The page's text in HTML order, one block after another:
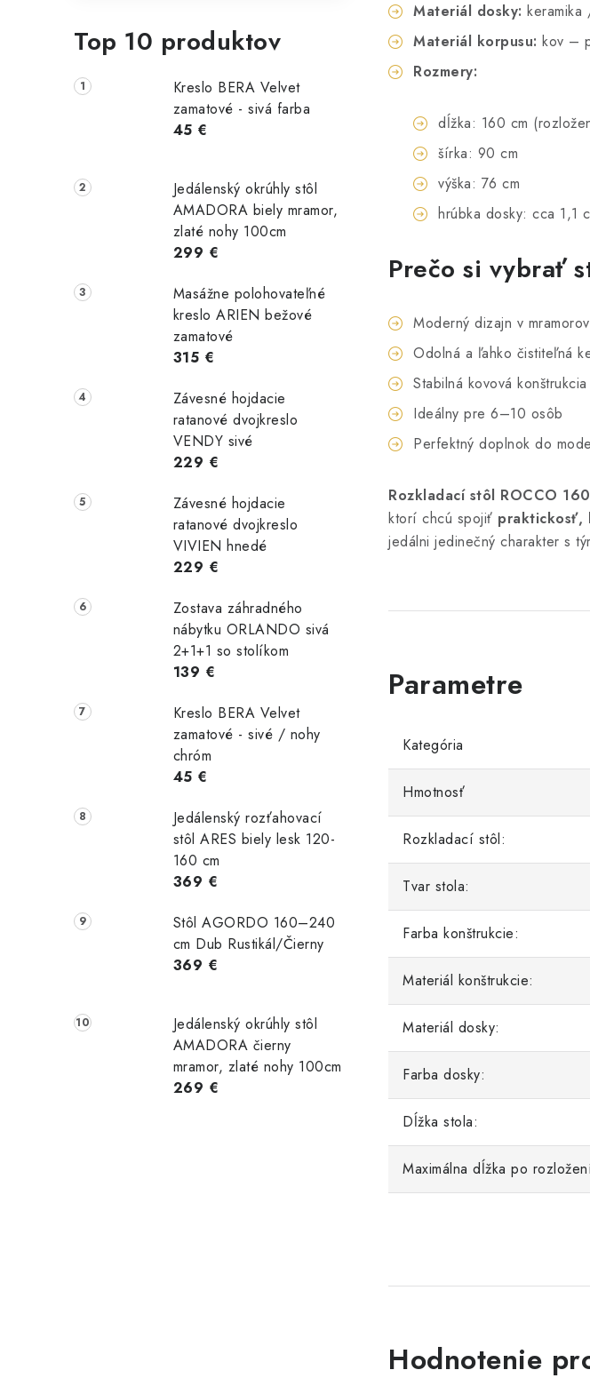
Top 10 produktov
Kreslo BERA Velvet
zamatové - sivá farba
45 €
Jedálenský okrúhly stôl
AMADORA biely mramor,
zlaté nohy 100cm
299 €
Masážne polohovateľné
kreslo ARIEN bežové
zamatové
315 €
Závesné hojdacie
ratanové dvojkreslo
VENDY sivé
229 €
Závesné hojdacie
ratanové dvojkreslo
VIVIEN hnedé
229 €
Zostava záhradného
nábytku ORLANDO sivá
2+1+1 so stolíkom
139 €
Kreslo BERA Velvet
zamatové - sivé / nohy
chróm
45 €
Jedálenský rozťahovací
stôl ARES biely lesk 120-
160 cm
369 €
Stôl AGORDO 160–240
cm Dub Rustikál/Čierny
369 €
Jedálenský okrúhly stôl
AMADORA čierny
mramor, zlaté nohy 100cm
269 €
Materiál dosky:
Materiál korpusu: kov –
Rozmery:
dĺžka: 160 cm
šírka: 90 cm
výška: 76 cm
hrúbka dosky: cca 1,1
Prečo si vybrať
Moderný dizajn v
Odolná a ľahko čistiteľná
Stabilná kovová
Ideálny pre 6–10 osôb
Perfektný doplnok do
Rozkladací stôl ROCCO
ktorí chcú spojiť praktickosť,
jedálni jedinečný charakter s
Kategória
Hmotnosť
Rozkladací stôl:
Tvar stola:
Farba konštrukcie:
Materiál konštrukcie:
Materiál dosky:
Farba dosky:
Dĺžka stola:
Maximálna dĺžka po
Hodnotenie